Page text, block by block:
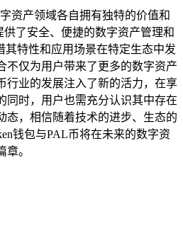
资产领域各自拥有独特的价值和
供了安全、便捷的数字资产管理和
其特性和应用场景在特定生态中发
不仅为用户带来了更多的数字资产
行业的发展注入了新的活力，在享
同时，用户也需充分认识其中存在
态，相信随着技术的进步、生态的
钱包与PAL币将在未来的数字资
。